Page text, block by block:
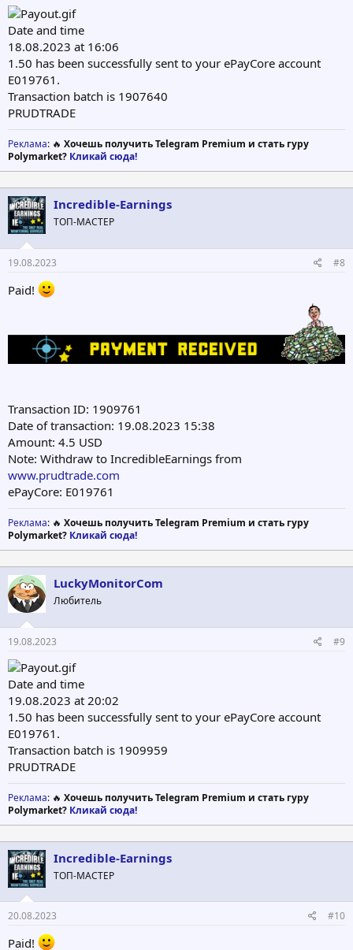
Date and time
18.08.2023 at 16:06
1.50 has been successfully sent to your ePayCore account
E019761.
Transaction batch is 1907640
PRUDTRADE
Реклама: 🔥 Хочешь получить Telegram Premium и стать гуру
Polymarket? Кликай сюда!
Incredible-Earnings
ТОП-МАСТЕР
19.08.2023 #8
Paid!
Transaction ID: 1909761
Date of transaction: 19.08.2023 15:38
Amount: 4.5 USD
Note: Withdraw to IncredibleEarnings from
www.prudtrade.com
ePayCore: E019761
Реклама: 🔥 Хочешь получить Telegram Premium и стать гуру
Polymarket? Кликай сюда!
LuckyMonitorCom
Любитель
19.08.2023 #9
Date and time
19.08.2023 at 20:02
1.50 has been successfully sent to your ePayCore account
E019761.
Transaction batch is 1909959
PRUDTRADE
Реклама: 🔥 Хочешь получить Telegram Premium и стать гуру
Polymarket? Кликай сюда!
Incredible-Earnings
ТОП-МАСТЕР
20.08.2023 #10
Paid!